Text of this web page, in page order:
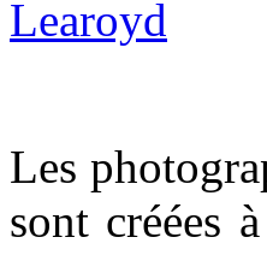
Les
sont créées